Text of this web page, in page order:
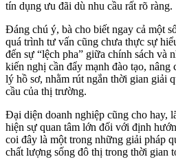
tín dụng ưu đãi dù nhu cầu rất rõ ràng.
Đáng chú ý, bà cho biết ngay cả một
quá trình tư vấn cũng chưa thực sự
đến sự “lệch pha” giữa chính sách và
kiến nghị cần đẩy mạnh đào tạo,
lý hồ sơ, nhằm rút ngắn thời gian giải
cầu của thị trường.
Đại diện doanh nghiệp cũng cho hay,
hiện sự quan tâm lớn đối với định
coi đây là một trong những giải pháp
chất lượng sống đô thị trong thời gian